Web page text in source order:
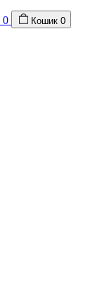
0 Кошик 0